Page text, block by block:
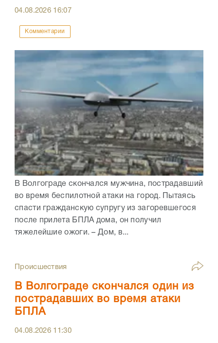
04.08.2026 16:07
Комментарии
В Волгограде скончался мужчина, пострадавший
во время беспилотной атаки на город. Пытаясь
спасти гражданскую супругу из загоревшегося
после прилета БПЛА дома, он получил
тяжелейшие ожоги. – Дом, в...
Происшествия
В Волгограде скончался один из
пострадавших во время атаки
БПЛА
04.08.2026 11:30